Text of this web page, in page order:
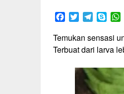
Facebook
Twitter
Temukan sensasi
Terbuat dari larva